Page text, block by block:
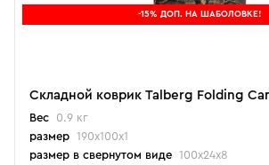
-15% ДОП. НА ШАБОЛОВКЕ!
Складной коврик Talberg Folding
Вес
0.9 кг
размер
190х100х1
размер в свернутом виде
100х24х8